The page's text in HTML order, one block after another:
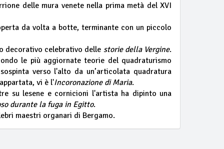
delle mura venete nella prima metà del XVI
da volta a botte, terminante con un piccolo
decorativo celebrativo delle storie della Vergine.
le più aggiornate teorie del quadraturismo
verso l'alto da un’articolata quadratura
vi è l'Incoronazione di Maria.
su lesene e cornicioni l'artista ha dipinto una
durante la fuga in Egitto.
maestri organari di Bergamo.